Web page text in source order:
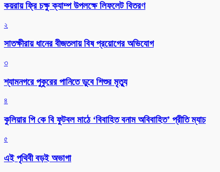
কয়রায় ফ্রি চক্ষু ক্যাম্প উপলক্ষে লিফলেট বিতরণ
২
সাতক্ষীরায় ধানের বীজতলায় বিষ প্রয়োগের অভিযোগ
৩
শ্যামনগরে পুকুরের পানিতে ডুবে শিশুর মৃত্যু
৪
কুলিয়ার পি কে বি ফুটবল মাঠে ‘বিবাহিত বনাম অবিবাহিত’ প্রীতি ম্যাচ
৫
এই পৃথিবী বড়ই অভাগা